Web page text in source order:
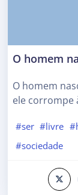
O homem
O homem
ele corrompe
#ser #livre
#sociedade